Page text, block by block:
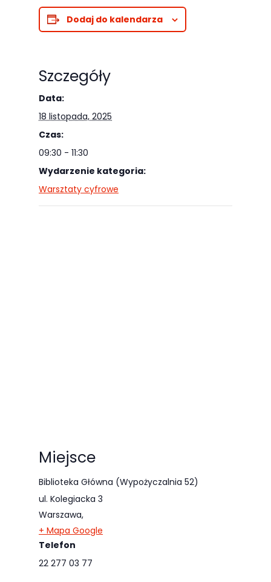
Dodaj do kalendarza
Szczegóły
Data:
18 listopada, 2025
Czas:
09:30 - 11:30
Wydarzenie kategoria:
Warsztaty cyfrowe
Miejsce
Biblioteka Główna (Wypożyczalnia 52)
ul. Kolegiacka 3
Warszawa,
+ Mapa Google
Telefon
22 277 03 77